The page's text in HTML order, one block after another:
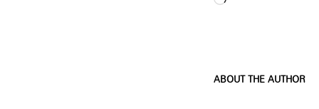
ABOUT THE AUTHOR